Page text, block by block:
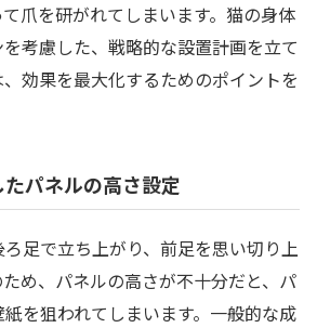
爪を研がれてしまいます。猫の身体
考慮した、戦略的な設置計画を立て
効果を最大化するためのポイントを
パネルの高さ設定
足で立ち上がり、前足を思い切り上
め、パネルの高さが不十分だと、パ
を狙われてしまいます。一般的な成